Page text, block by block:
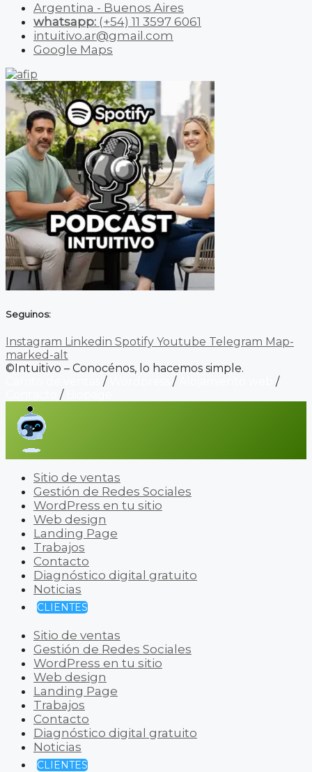
Argentina - Buenos Aires
whatsapp: (+54) 11 3597 6061
intuitivo.ar@gmail.com
Google Maps
Seguinos:
Instagram Linkedin Spotify Youtube Telegram Map-
marked-alt
©Intuitivo – Conocénos, lo hacemos simple.
/ /
/
/
Sitio de ventas
Gestión de Redes Sociales
WordPress en tu sitio
Web design
Landing Page
Trabajos
Contacto
Diagnóstico digital gratuito
Noticias
CLIENTES
Sitio de ventas
Gestión de Redes Sociales
WordPress en tu sitio
Web design
Landing Page
Trabajos
Contacto
Diagnóstico digital gratuito
Noticias
CLIENTES